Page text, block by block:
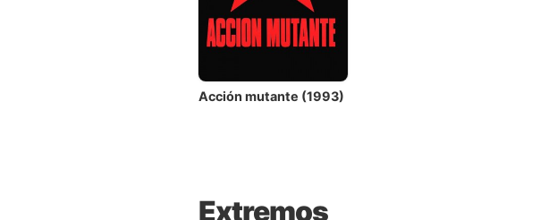
Acción mutante (1993)
Extremos